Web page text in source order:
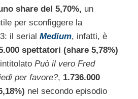
share del 5,70%, un
per sconfiggere la
il serial Medium, infatti, è
spettatori (share 5,78%)
Può il vero Fred
per favore?, 1.736.000
nel secondo episodio